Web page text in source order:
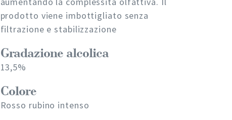
prodotto viene imbottigliato senza
filtrazione e stabilizzazione
Gradazione alcolica
13,5%
Colore
Rosso rubino intenso